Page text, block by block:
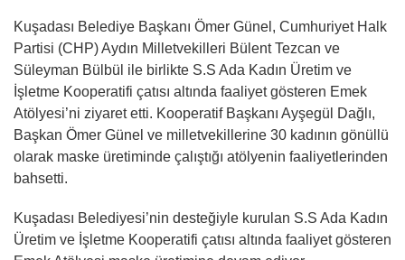
Kuşadası Belediye Başkanı Ömer Günel, Cumhuriyet Halk
Partisi (CHP) Aydın Milletvekilleri Bülent Tezcan ve
Süleyman Bülbül ile birlikte S.S Ada Kadın Üretim ve
İşletme Kooperatifi çatısı altında faaliyet gösteren Emek
Atölyesi’ni ziyaret etti. Kooperatif Başkanı Ayşegül Dağlı,
Başkan Ömer Günel ve milletvekillerine 30 kadının gönüllü
olarak maske üretiminde çalıştığı atölyenin faaliyetlerinden
bahsetti.
Kuşadası Belediyesi’nin desteğiyle kurulan S.S Ada Kadın
Üretim ve İşletme Kooperatifi çatısı altında faaliyet gösteren